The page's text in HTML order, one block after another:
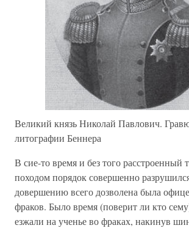
Великий князь Николай Павлович.
литографии Беннера
В сие-то время и без того расстроенный
походом порядок совершенно
довершению всего дозволена была
фраков. Было время (поверит ли кто
езжали на ученье во фраках, накинув